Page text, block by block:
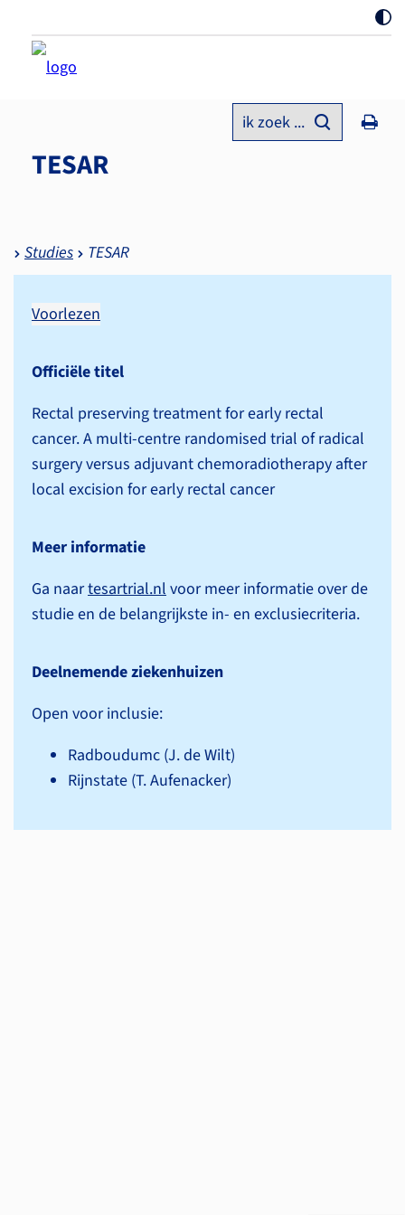
ik zoek ...
TESAR
Studies TESAR
Voorlezen
Officiële titel
Rectal preserving treatment for early rectal
cancer. A multi-centre randomised trial of radical
surgery versus adjuvant chemoradiotherapy after
local excision for early rectal cancer
Meer informatie
Ga naartesartrial.nlvoor meer informatie over de
studie en de belangrijkste in- en exclusiecriteria.
Deelnemende ziekenhuizen
Open voor inclusie:
Radboudumc (J. de Wilt)
Rijnstate (T. Aufenacker)